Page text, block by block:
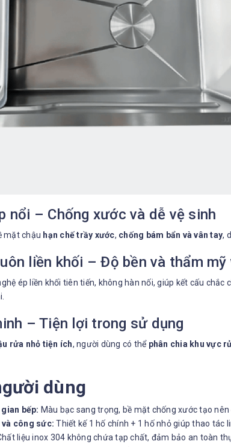
nổi – Chống xước và dễ vệ sinh
mặt chậu hạn chế trầy xước, chống bám bẩn và vân tay,
liền khối – Độ bền và thẩm
ép liền khối tiên tiến, không hàn nối, giúp kết cấu chắc
– Tiện lợi trong sử dụng
rửa nhỏ tiện ích, người dùng có thể phân chia khu vực
dùng
bếp: Màu bạc sang trọng, bề mặt chống xước tạo
công sức: Thiết kế 1 hố chính + 1 hố nhỏ giúp thao tác
liệu inox 304 không chứa tạp chất, đảm bảo an toàn